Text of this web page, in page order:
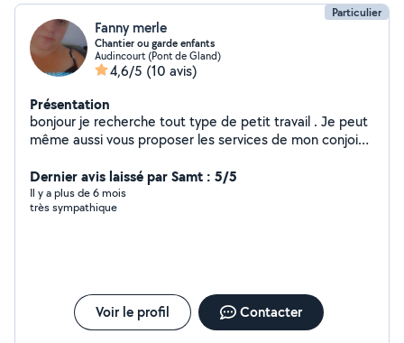
Particulier
Fanny merle
Chantier ou garde enfants
Audincourt (Pont de Gland)
4,6/5 (10 avis)
Présentation
bonjour je recherche tout type de petit travail . Je peut
même aussi vous proposer les services de mon conjoint
peinture etc ) n hesiter pas a me contacter pour plus de
renseignement . A bientôt
Dernier avis laissé par Samt : 5/5
Il y a plus de 6 mois
très sympathique
Voir le profil Contacter